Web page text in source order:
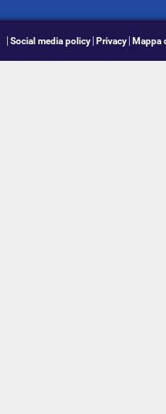
Social media policy Privacy Mappa